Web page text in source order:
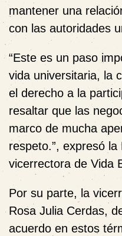
mantener una
con las autoridades
“Este es un paso
vida universitaria, la
el derecho a la
resaltar que las
marco de mucha
respeto.”, expresó
vicerrectora de Vida
Por su parte, la
Rosa Julia Cerdas,
acuerdo en estos